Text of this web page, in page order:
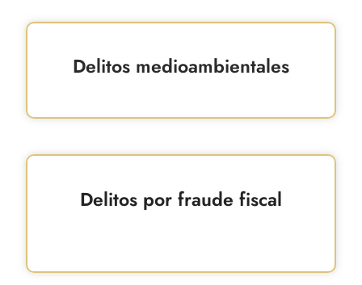
Delitos medioambientales
Delitos por fraude fiscal